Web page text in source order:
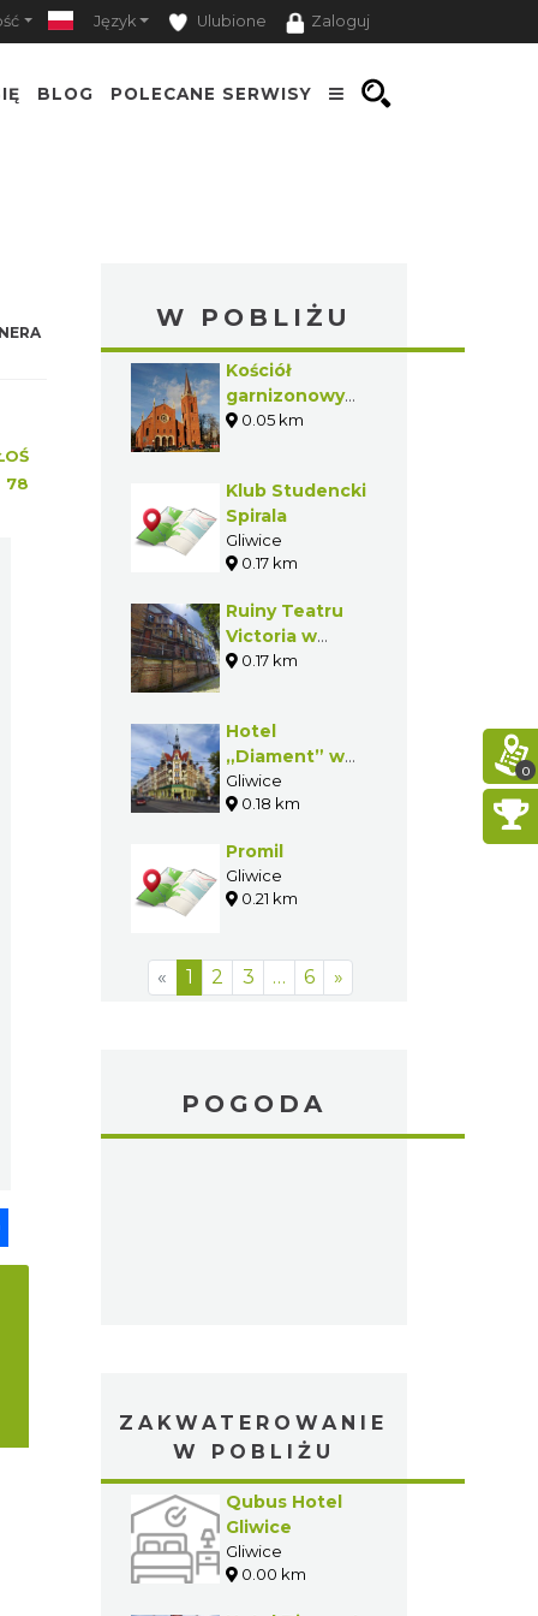
Język Ulubione Zaloguj
BLOG POLECANE SERWISY
78
W POBLIŻU
Kościół
garnizonowy
pw. św. Barbary
0.05 km
Klub Studencki
Spirala
Gliwice
0.17 km
Ruiny Teatru
Victoria w
Gliwicach
0.17 km
Hotel
„Diament” w
Gliwicach
Gliwice
0.18 km
Promil
Gliwice
0.21 km
« 1 2 3 … 6 »
POGODA
ZAKWATEROWANIE
W POBLIŻU
Qubus Hotel
Gliwice
Gliwice
0.00 km
0